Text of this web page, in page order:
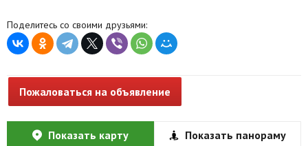
Поделитесь со своими друзьями:
Пожаловаться на объявление
Показать карту Показать панораму